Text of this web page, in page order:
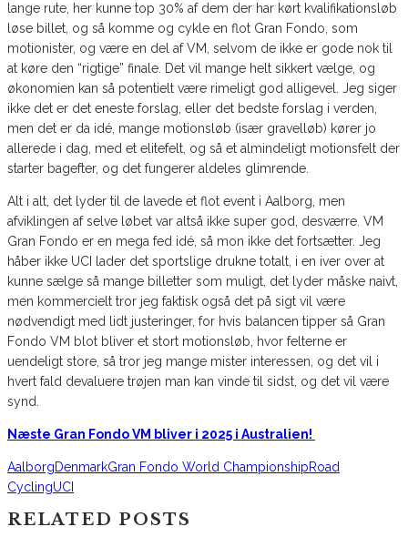
lange rute, her kunne top 30% af dem der har kørt kvalifikationsløb
løse billet, og så komme og cykle en flot Gran Fondo, som
motionister, og være en del af VM, selvom de ikke er gode nok til
at køre den “rigtige” finale. Det vil mange helt sikkert vælge, og
økonomien kan så potentielt være rimeligt god alligevel. Jeg siger
ikke det er det eneste forslag, eller det bedste forslag i verden,
men det er da idé, mange motionsløb (især gravelløb) kører jo
allerede i dag, med et elitefelt, og så et almindeligt motionsfelt der
starter bagefter, og det fungerer aldeles glimrende.
Alt i alt, det lyder til de lavede et flot event i Aalborg, men
afviklingen af selve løbet var altså ikke super god, desværre. VM
Gran Fondo er en mega fed idé, så mon ikke det fortsætter. Jeg
håber ikke UCI lader det sportslige drukne totalt, i en iver over at
kunne sælge så mange billetter som muligt, det lyder måske naivt,
men kommercielt tror jeg faktisk også det på sigt vil være
nødvendigt med lidt justeringer, for hvis balancen tipper så Gran
Fondo VM blot bliver et stort motionsløb, hvor felterne er
uendeligt store, så tror jeg mange mister interessen, og det vil i
hvert fald devaluere trøjen man kan vinde til sidst, og det vil være
synd.
Næste Gran Fondo VM bliver i 2025 i Australien!
AalborgDenmarkGran Fondo World ChampionshipRoad
CyclingUCI
RELATED POSTS